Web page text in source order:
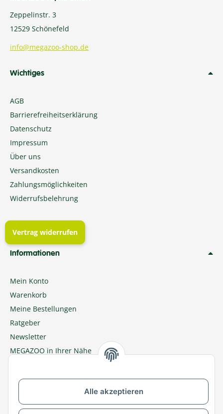
Alle akzeptieren
Zeppelinstr. 3
12529 Schönefeld
info@megazoo-shop.de
Wichtiges
AGB
Barrierefreiheitserklärung
Datenschutz
Impressum
Über uns
Versandkosten
Zahlungsmöglichkeiten
Widerrufsbelehrung
Vertrag widerrufen
Informationen
Mein Konto
Warenkorb
Meine Bestellungen
Ratgeber
Newsletter
MEGAZOO in Ihrer Nähe
Zu MEGAZOO-nord.de wechseln
Versandpartner & Zahlungsmöglichkeiten